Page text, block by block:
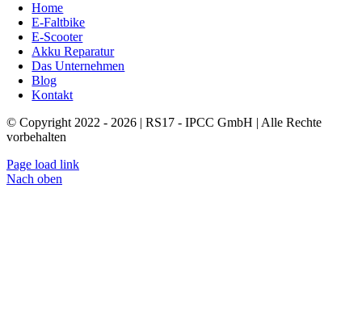
Home
E-Faltbike
E-Scooter
Akku Reparatur
Das Unternehmen
Blog
Kontakt
© Copyright 2022 - 2026 | RS17 - IPCC GmbH | Alle Rechte
vorbehalten
Page load link
Nach oben